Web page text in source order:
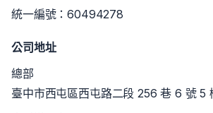
統一編號：60494278
公司地址
總部
臺中市西屯區西屯路二段 256 巷 6